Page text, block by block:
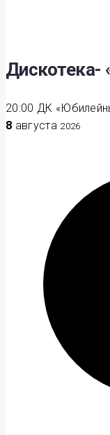
Дискотека-
20:00 ДК
8 августа 2026